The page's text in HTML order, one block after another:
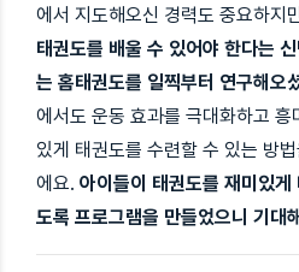
에서 지도해오신 경력도 중요하지
태권도를 배울 수 있어야 한다는
는 홈태권도를 일찍부터 연구해오
에서도 운동 효과를 극대화하고 흥
있게 태권도를 수련할 수 있는 방
에요. 아이들이 태권도를 재미있
도록 프로그램을 만들었으니 기대